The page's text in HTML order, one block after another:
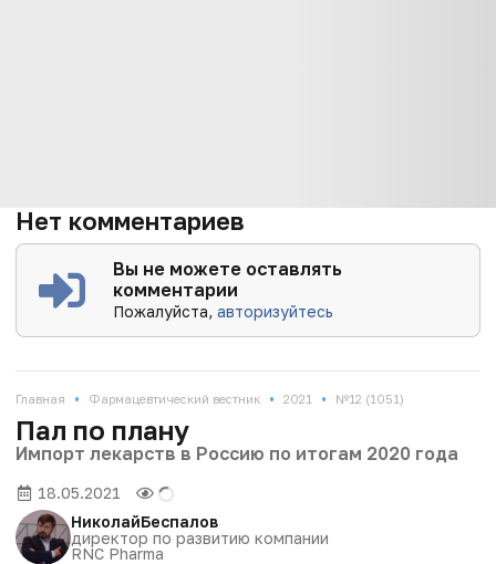
Нет комментариев
Вы не можете оставлять
комментарии
Пожалуйста,авторизуйтесь
Главная • Фармацевтический вестник • 2021 • №12 (1051)
Пал по плану
Импорт лекарств в Россию по итогам 2020 года
18.05.2021
НиколайБеспалов
директор по развитию компании
RNC Pharma